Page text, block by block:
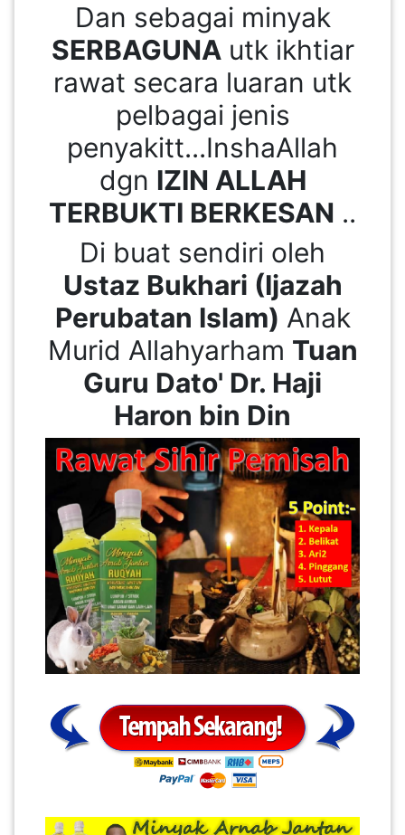
Dan sebagai minyak
SERBAGUNAutk ikhtiar
rawat secara luaran utk
pelbagai jenis
penyakitt...InshaAllah
dgn IZIN ALLAH
TERBUKTI BERKESAN ..
Di buat sendiri oleh
Ustaz Bukhari (Ijazah
Perubatan Islam) Anak
Murid Allahyarham Tuan
Guru Dato' Dr. Haji
Haron bin Din